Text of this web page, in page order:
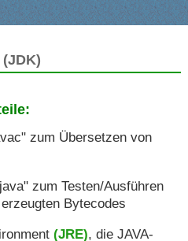
zum Übersetzen von
zum Testen/Ausführen
Bytecodes
(JRE), die JAVA-